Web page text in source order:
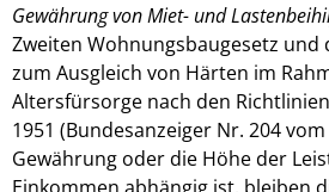
Gewährung von Miet- und
Zweiten Wohnungsbaugesetz und
zum Ausgleich von Härten im
Altersfürsorge nach den
1951 (Bundesanzeiger Nr. 204
Gewährung oder die Höhe der